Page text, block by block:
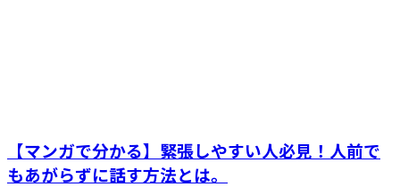
【マンガで分かる】緊張しやすい人必見！人前で
もあがらずに話す方法とは。